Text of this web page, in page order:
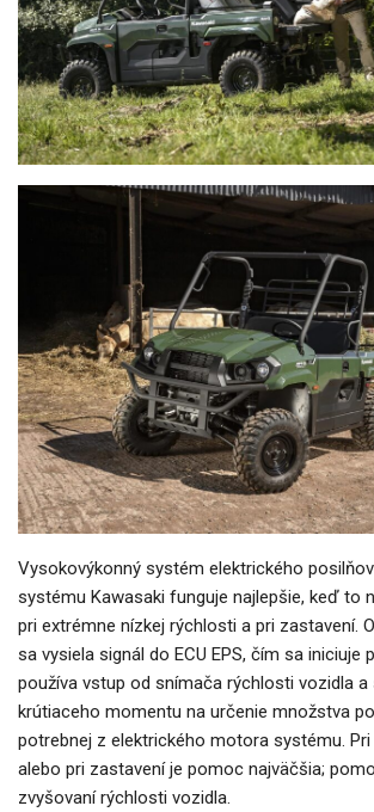
Vysokovýkonný systém elektrického
systému Kawasaki funguje najlepšie, keď to
pri extrémne nízkej rýchlosti a pri zastavení.
sa vysiela signál do ECU EPS, čím sa iniciuje
používa vstup od snímača rýchlosti vozidla a
krútiaceho momentu na určenie množstva
potrebnej z elektrického motora systému.
alebo pri zastavení je pomoc najväčšia;
zvyšovaní rýchlosti vozidla.